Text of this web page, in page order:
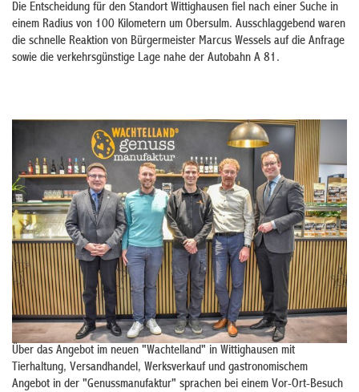
Die Entscheidung für den Standort Wittighausen fiel nach einer Suche in
einem Radius von 100 Kilometern um Obersulm. Ausschlaggebend waren
die schnelle Reaktion von Bürgermeister Marcus Wessels auf die Anfrage
sowie die verkehrsgünstige Lage nahe der Autobahn A 81.
Über das Angebot im neuen "Wachtelland" in Wittighausen mit
Tierhaltung, Versandhandel, Werksverkauf und gastronomischem
Angebot in der "Genussmanufaktur" sprachen bei einem Vor-Ort-Besuch